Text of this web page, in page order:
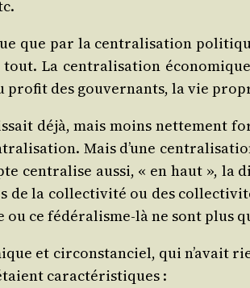
que par la cen­tra­li­sa­tion
tout. La cen­tra­li­sa­tion
des gou­ver­nants, la vie
déjà, mais moins net­te­ment
Mais d’une
cen­tra­lise aus­si, « en haut », la
la col­lec­ti­vi­té ou des
ce fédé­ra­lisme-là ne sont plus
et cir­cons­tan­ciel, qui n’a­vait
caractéristiques :